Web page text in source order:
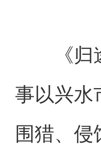
《归途
事以兴水
围猎、